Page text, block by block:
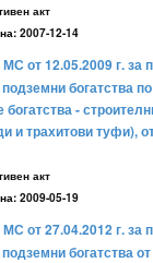
акт
2007-12-14
от 12.05.2009 г. за
богатства
богатства -
и трахитови туфи),
акт
2009-05-19
от 27.04.2012 г. за
богатства